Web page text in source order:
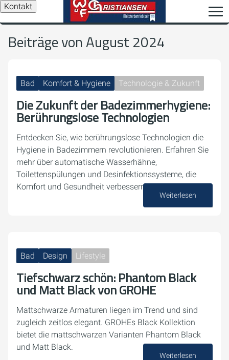
Kontakt
Beiträge von August 2024
Bad Komfort & Hygiene Technologie & Zukunft
Die Zukunft der Badezimmerhygiene:
Berührungslose Technologien
Entdecken Sie, wie berührungslose Technologien die
Hygiene in Badezimmern revolutionieren. Erfahren Sie
mehr über automatische Wasserhähne,
Toilettenspülungen und Desinfektionssysteme, die
Komfort und Gesundheit verbessern.
Weiterlesen
Bad Design Lifestyle
Tiefschwarz schön: Phantom Black
und Matt Black von GROHE
Mattschwarze Armaturen liegen im Trend und sind
zugleich zeitlos elegant. GROHEs Black Kollektion
bietet die mattschwarzen Varianten Phantom Black
und Matt Black.
Weiterlesen